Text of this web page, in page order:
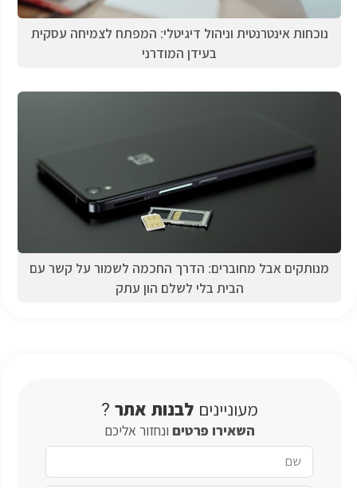
נוכחות אינטרנטית וניהול דיגיטלי: המפתח לצמיחה עסקית
בעידן המודרני
מנותקים אבל מחוברים: הדרך החכמה לשמור על קשר עם
הבית בלי לשלם הון עתק
מעונייניםלבנות אתר ?
השאירו פרטים ונחזור אליכם